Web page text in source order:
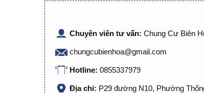
Chuyên viên tư vấn: Chung Cư Biên
chungcubienhoa@gmail.com
Hotline: 0855337979
Địa chỉ: P29 đường N10, Phường